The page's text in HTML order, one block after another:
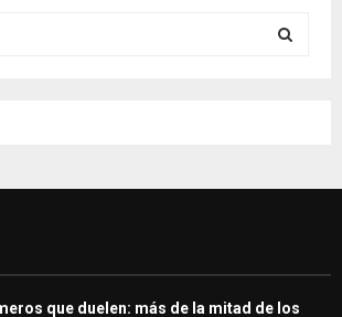
H
que duelen: más de la mitad de los